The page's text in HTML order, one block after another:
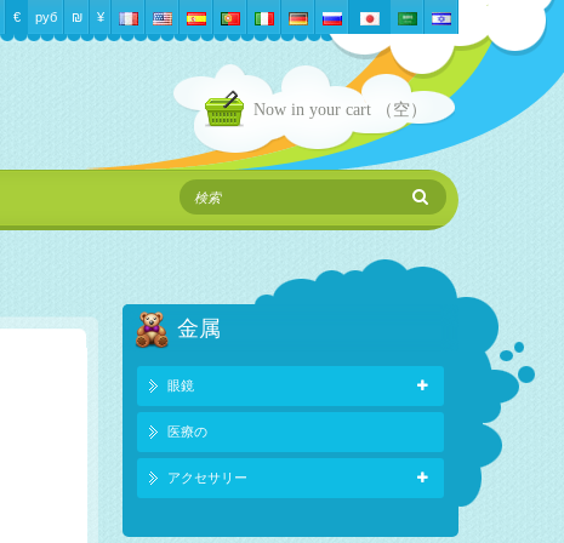
€ руб ₪‎ ¥
Now in your cart （空）
金属
眼鏡
医療の
アクセサリー